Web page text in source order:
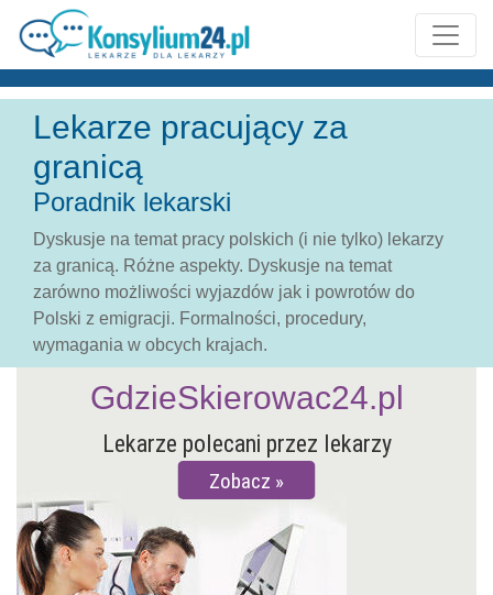
Lekarze pracujący za
granicą
Poradnik lekarski
Dyskusje na temat pracy polskich (i nie tylko) lekarzy
za granicą. Różne aspekty. Dyskusje na temat
zarówno możliwości wyjazdów jak i powrotów do
Polski z emigracji. Formalności, procedury,
wymagania w obcych krajach.
Lekarze polecani przez lekarzy
Zobacz
GdzieSkierowac24.pl